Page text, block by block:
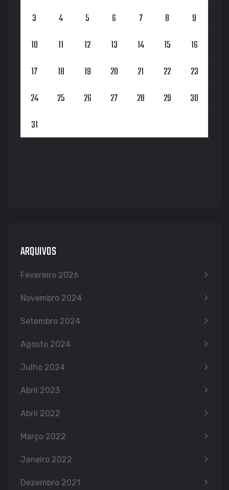
3
4 5 6 7 8
9
10
11 12 13 14 15
16
17
18 19 20 21 22
23
24
25 26 27 28 29
30
31
ARQUIVOS
Fevereiro 2026
Novembro 2024
Setembro 2024
Agosto 2024
Julho 2024
Abril 2023
Abril 2022
Março 2022
Janeiro 2022
Dezembro 2021